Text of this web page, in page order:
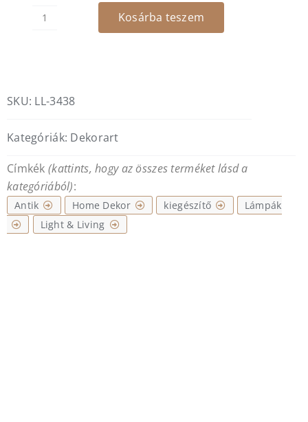
41.600 Ft.32.900 Ft.
Jirona
mennyiség
Kosárba teszem
SKU: LL-3438
Kategóriák: Dekorart
Címkék (kattints, hogy az összes terméket lásd a
kategóriából):
Antik Home Dekor kiegészítő
Lámpák
Light & Living